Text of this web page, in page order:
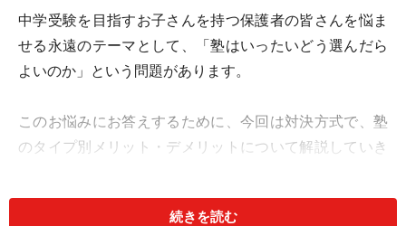
中学受験を目指すお子さんを持つ保護者の皆さんを悩ま
せる永遠のテーマとして、「塾はいったいどう選んだら
よいのか」という問題があります。
このお悩みにお答えするために、今回は対決方式で、塾
のタイプ別メリット・デメリットについて解説していき
続きを読む